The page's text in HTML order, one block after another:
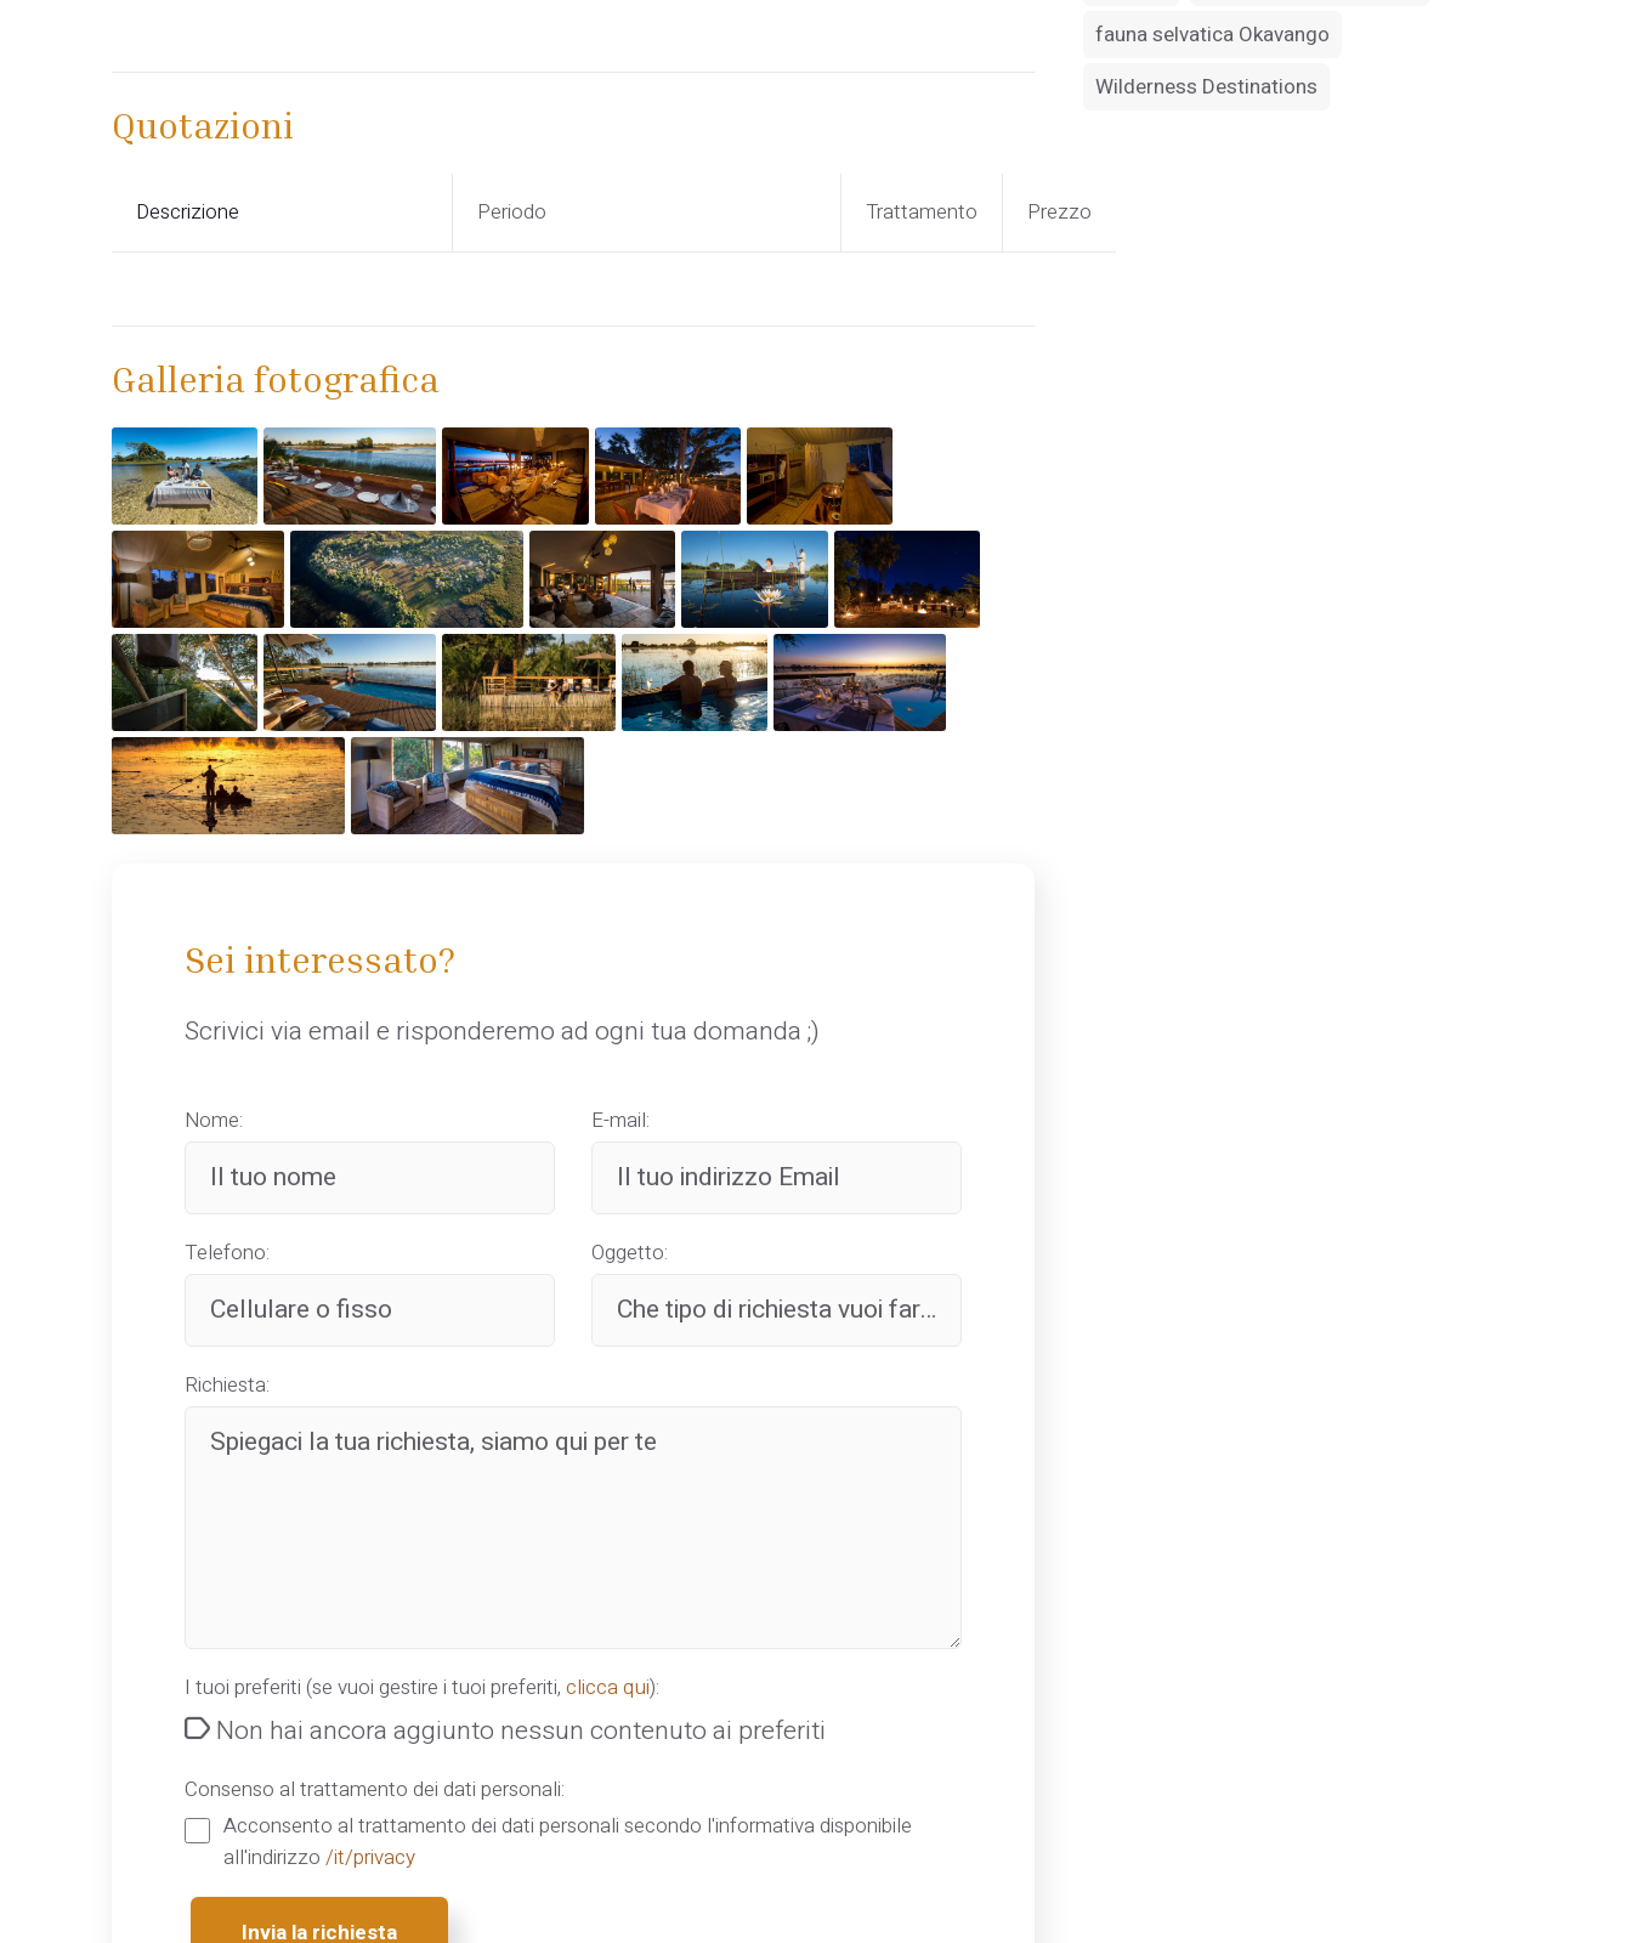
Quotazioni
Descrizione Periodo Trattamento Prezzo
Galleria fotografica
Sei interessato?
Scrivici via email e risponderemo ad ogni tua domanda ;)
Nome: E-mail:
Telefono: Oggetto:
Richiesta:
I tuoi preferiti (se vuoi gestire i tuoi preferiti, clicca qui):
Non hai ancora aggiunto nessun contenuto ai preferiti
Consenso al trattamento dei dati personali:
Acconsento al trattamento dei dati personali secondo l'informativa disponibile
all'indirizzo /it/privacy
Invia la richiesta
fauna selvatica Okavango
Wilderness Destinations